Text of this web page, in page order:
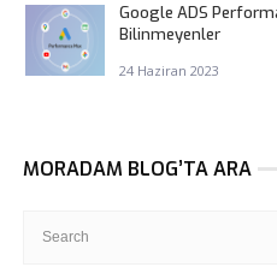
Google ADS
Bilinmeyenler
24 Haziran 2023
MORADAM BLOG’TA ARA